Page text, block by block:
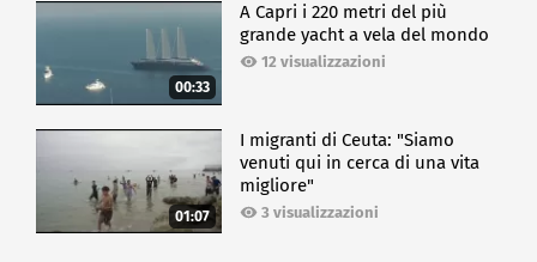
00:33
A Capri i 220 metri del più
grande yacht a vela del mondo
12 visualizzazioni
01:07
I migranti di Ceuta: "Siamo
venuti qui in cerca di una vita
migliore"
3 visualizzazioni